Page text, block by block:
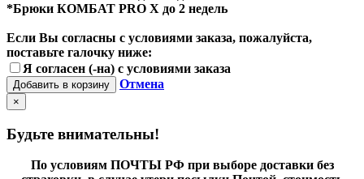
*Брюки КОМБАТ PRO X до 2 недель
Если Вы согласны с условиями заказа, пожалуйста,
поставьте галочку ниже:
Я согласен (-на) с условиями заказа
Добавить в корзину Отмена
×
Будьте внимательны!
По условиям ПОЧТЫ РФ при выборе доставки без